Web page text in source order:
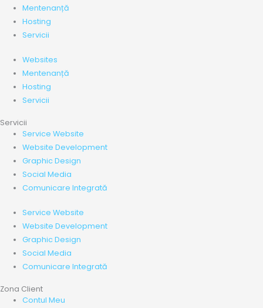
Mentenanță
Hosting
Servicii
Websites
Mentenanță
Hosting
Servicii
Servicii
Service Website
Website Development
Graphic Design
Social Media
Comunicare Integrată
Service Website
Website Development
Graphic Design
Social Media
Comunicare Integrată
Zona Client
Contul Meu